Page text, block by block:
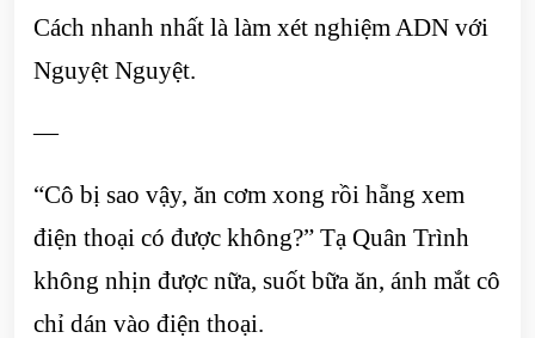
Cách nhanh nhất là làm xét nghiệm ADN với
Nguyệt Nguyệt.
—
“Cô bị sao vậy, ăn cơm xong rồi hẵng xem
điện thoại có được không?” Tạ Quân Trình
không nhịn được nữa, suốt bữa ăn, ánh mắt cô
chỉ dán vào điện thoại.